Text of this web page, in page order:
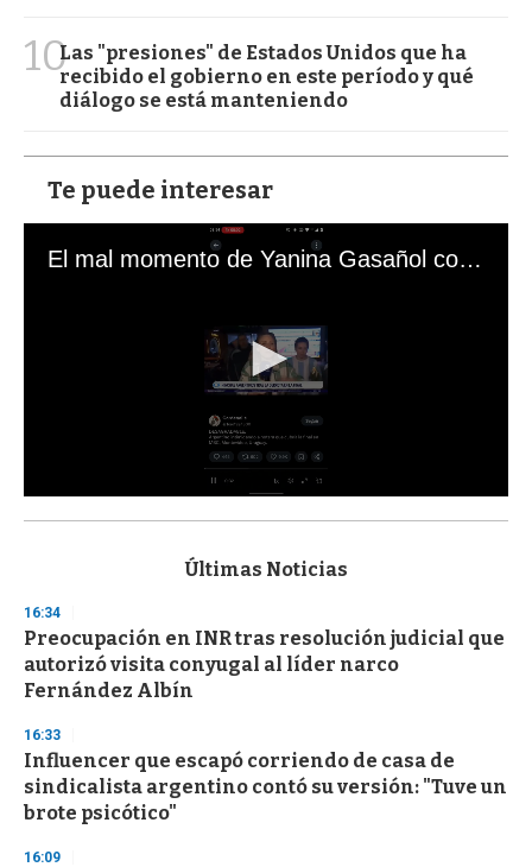
10Las "presiones" de Estados Unidos que ha
recibido el gobierno en este período y qué
diálogo se está manteniendo
Te puede interesar
El mal momento de Yanina Gasañol con un hincha argentino en "Subrayado"
s
d
s
o
f
3
s
e
c
o
n
Últimas Noticias
16:34
Preocupación en INR tras resolución judicial que
autorizó visita conyugal al líder narco
Fernández Albín
16:33
Influencer que escapó corriendo de casa de
sindicalista argentino contó su versión: "Tuve un
brote psicótico"
16:09